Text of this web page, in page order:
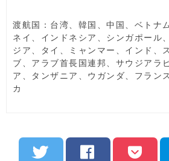
渡航国：台湾、韓国、中国、ベトナ
ネイ、インドネシア、シンガポール
ジア、タイ、ミャンマー、インド、
ブ、アラブ首長国連邦、サウジアラ
ア、タンザニア、ウガンダ、フラン
カ